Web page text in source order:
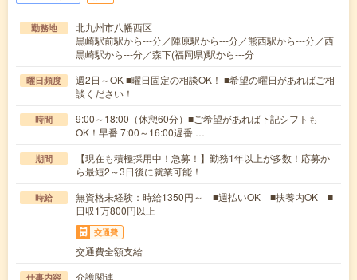
勤務地
北九州市八幡西区
黒崎駅前駅から---分／陣原駅から---分／熊西駅から---分／西
黒崎駅から---分／森下(福岡県)駅から---分
曜日頻度
週2日～OK ■曜日固定の相談OK！ ■希望の曜日があればご相
談ください！
時間
9:00～18:00（休憩60分）■ご希望があれば下記シフトも
OK！早番 7:00～16:00遅番 …
期間
【現在も積極採用中！急募！】勤務1年以上が多数！応募か
ら最短2～3日後に就業可能！
時給
無資格未経験：時給1350円～ ■週払いOK ■扶養内OK ■
日収1万800円以上
交通費
交通費全額支給
仕事内容 介護関連